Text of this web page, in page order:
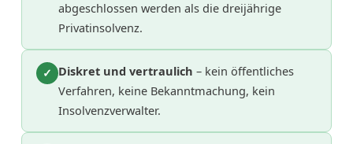
abgeschlossen werden als die dreijährige
Privatinsolvenz.
✓ Diskret und vertraulich – kein öffentliches
Verfahren, keine Bekanntmachung, kein
Insolvenzverwalter.